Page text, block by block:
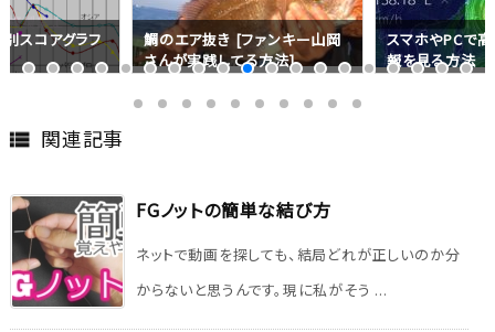
スコアグラフ
鯛のエア抜き [ファンキー山岡
さんが実践してる方法]
スマホやPCで
報を見る方法
 関連記事
FGノットの簡単な結び方
ネットで動画を探しても、結局どれが正しいのか分
からないと思うんです。現に私がそう ...